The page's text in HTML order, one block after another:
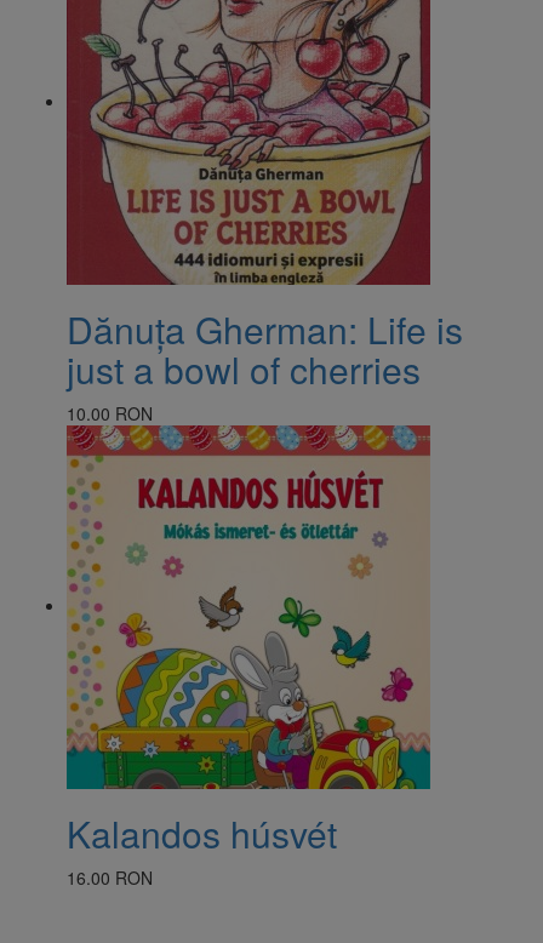
Dănuța Gherman: Life is
just a bowl of cherries
10.00 RON
Kalandos húsvét
16.00 RON